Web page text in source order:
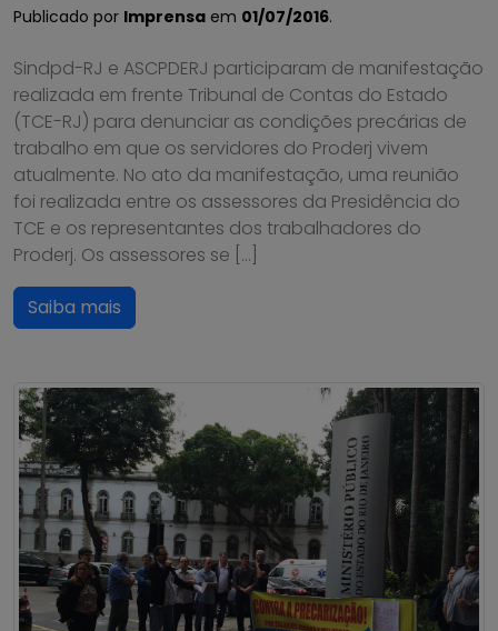
Publicado por Imprensa em 01/07/2016.
Sindpd-RJ e ASCPDERJ participaram de manifestação
realizada em frente Tribunal de Contas do Estado
(TCE-RJ) para denunciar as condições precárias de
trabalho em que os servidores do Proderj vivem
atualmente. No ato da manifestação, uma reunião
foi realizada entre os assessores da Presidência do
TCE e os representantes dos trabalhadores do
Proderj. Os assessores se […]
Saiba mais